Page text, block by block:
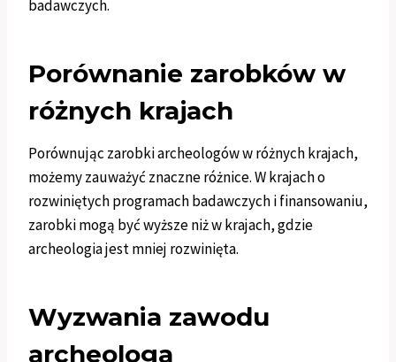
badawczych.
Porównanie zarobków w
różnych krajach
Porównując zarobki archeologów w różnych krajach,
możemy zauważyć znaczne różnice. W krajach o
rozwiniętych programach badawczych i finansowaniu,
zarobki mogą być wyższe niż w krajach, gdzie
archeologia jest mniej rozwinięta.
Wyzwania zawodu
archeologa